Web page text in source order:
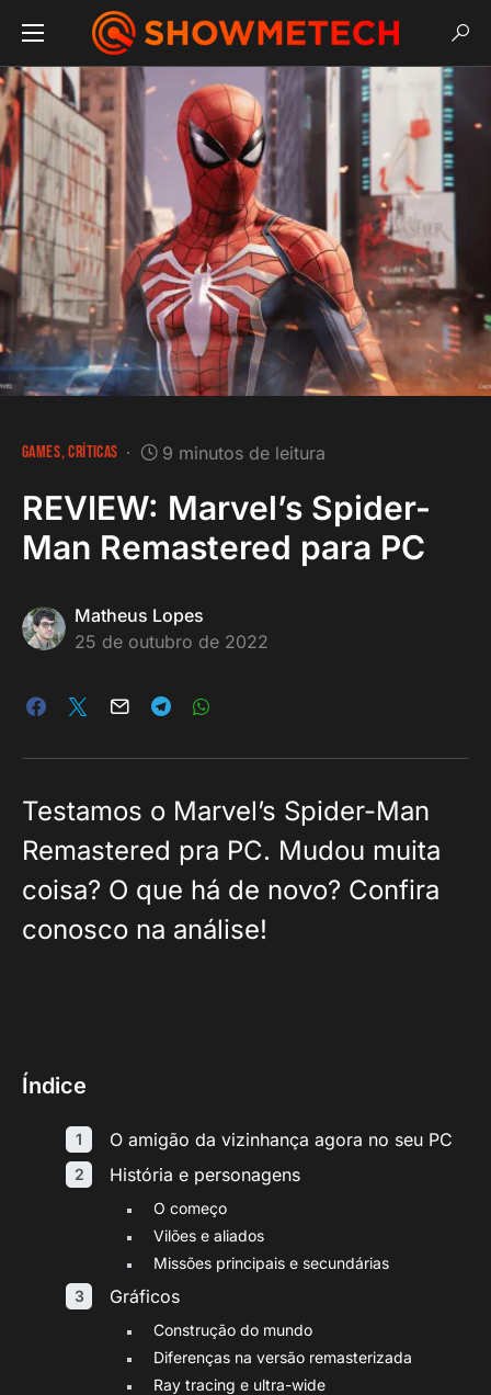
GAMES CRÍTICAS 9 minutos de leitura
REVIEW: Marvel’s Spider-
Man Remastered para PC
Matheus Lopes
25 de outubro de 2022
Testamos o Marvel’s Spider-Man
Remastered pra PC. Mudou muita
coisa? O que há de novo? Confira
conosco na análise!
Índice
O amigão da vizinhança agora no seu PC
História e personagens
O começo
Vilões e aliados
Missões principais e secundárias
Gráficos
Construção do mundo
Diferenças na versão remasterizada
Ray tracing e ultra-wide